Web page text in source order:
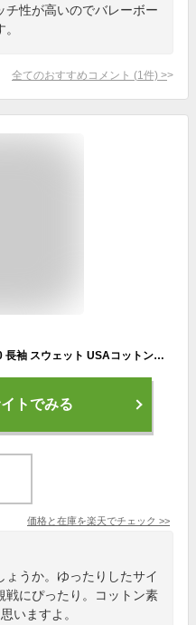
チ性が高いのでバレーボー
全てのおすすめコメント (1 件) >
パーカー メンズ 無地 ブランド 綿100 長袖 スウェット USAコットン 綿100% 前開き zip カジュアル フルジップパーカー ゆったり 春 夏 秋 裏毛 ディスカス DISCUS スエット レディース ユニセックス 黒 ネイビー グレー M L LL XL
トでみる
価格と在庫を楽天でチェック >>
ょうか。ゆったりしたサイ
戦にぴったり。コットン素
いますよ。